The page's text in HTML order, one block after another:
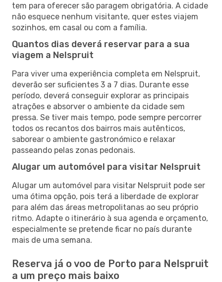
tem para oferecer são paragem obrigatória. A cidade
não esquece nenhum visitante, quer estes viajem
sozinhos, em casal ou com a família.
Quantos dias deverá reservar para a sua
viagem a Nelspruit
Para viver uma experiência completa em Nelspruit,
deverão ser suficientes 3 a 7 dias. Durante esse
período, deverá conseguir explorar as principais
atrações e absorver o ambiente da cidade sem
pressa. Se tiver mais tempo, pode sempre percorrer
todos os recantos dos bairros mais autênticos,
saborear o ambiente gastronómico e relaxar
passeando pelas zonas pedonais.
Alugar um automóvel para visitar Nelspruit
Alugar um automóvel para visitar Nelspruit pode ser
uma ótima opção, pois terá a liberdade de explorar
para além das áreas metropolitanas ao seu próprio
ritmo. Adapte o itinerário à sua agenda e orçamento,
especialmente se pretende ficar no país durante
mais de uma semana.
Reserva já o voo de Porto para Nelspruit
a um preço mais baixo